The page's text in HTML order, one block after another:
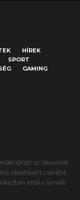
HÍREK
SPORT
GAMING
az olvasóink
vásárlásért cserébe
ettől a termék